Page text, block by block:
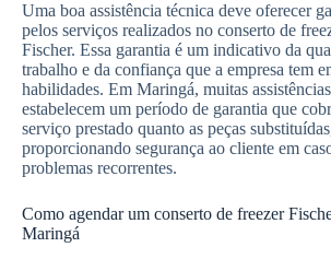
Uma boa assistência técnica deve oferecer
pelos serviços realizados no conserto de
Fischer. Essa garantia é um indicativo da
trabalho e da confiança que a empresa tem
habilidades. Em Maringá, muitas
estabelecem um período de garantia que
serviço prestado quanto as peças
proporcionando segurança ao cliente em
problemas recorrentes.
Como agendar um conserto de freezer
Maringá